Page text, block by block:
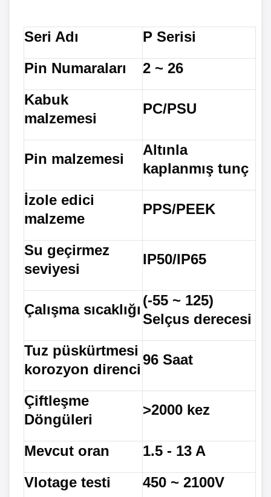
Seri Adı
P Serisi
Pin Numaraları
2 ~ 26
Kabuk
malzemesi
PC/PSU
Pin malzemesi
Altınla
kaplanmış tunç
İzole edici
malzeme
PPS/PEEK
Su geçirmez
seviyesi
IP50/IP65
Çalışma sıcaklığı
(-55 ~ 125)
Selçus derecesi
Tuz püskürtmesi
korozyon direnci
96 Saat
Çiftleşme
Döngüleri
>2000 kez
Mevcut oran
1.5 - 13 A
Vlotage testi
450 ~ 2100V